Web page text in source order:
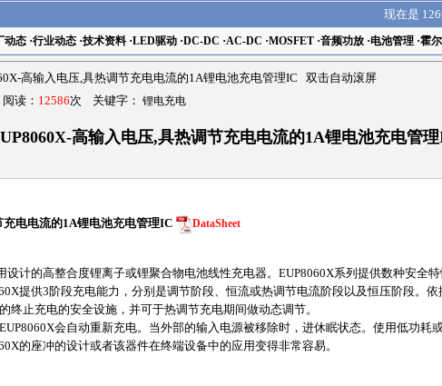
现在是
动态·行业动态·技术资料·LED驱动·DC-DC ·AC-DC ·MOSFET·音频功放·电池管理·霍
高输入电压,具热调节充电电流的1A锂电池充电管理IC 双击自动滚屏
读： 12586次 关键字： 锂电充电
高输入电压,具热调节充电电流的1A锂电池充电管
电电流的1A锂电池充电管理IC DataSheet
设计的高整合度锂离子或锂聚合物电池线性充电器。EUP8060X系列提供数种安全
提供3阶段充电能力，分别是调节阶段、恒流或热调节电流阶段以及恒压阶段。
终止充电的安全设施，并可于热调节充电期间做动态调节。
会自动重新充电。当外部的输入电源被移除时，进休眠状态。使用低功耗
的座冲的设计或者该器件在终端设备中的应用变得非常容易。